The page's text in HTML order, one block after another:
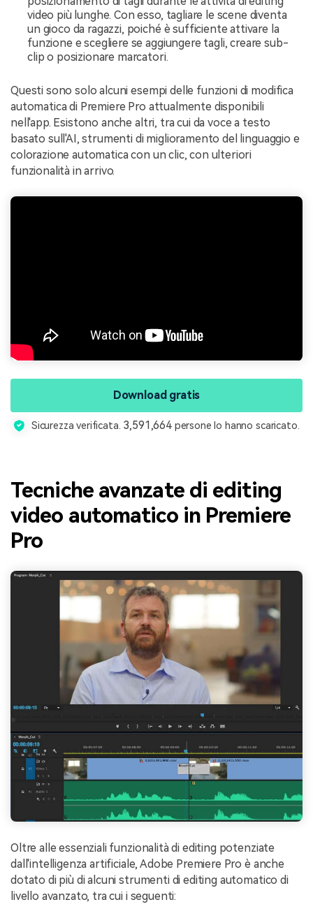
video più lunghe. Con esso, tagliare le scene diventa
un gioco da ragazzi, poiché è sufficiente attivare la
funzione e scegliere se aggiungere tagli, creare sub-
clip o posizionare marcatori.
Questi sono solo alcuni esempi delle funzioni di modifica
automatica di Premiere Pro attualmente disponibili
nell'app. Esistono anche altri, tra cui da voce a testo
basato sull'AI, strumenti di miglioramento del linguaggio e
colorazione automatica con un clic, con ulteriori
funzionalità in arrivo.
Download gratis
Sicurezza verificata. 3,591,664persone lo hanno scaricato.
Tecniche avanzate di editing
video automatico in Premiere
Pro
Oltre alle essenziali funzionalità di editing potenziate
dall'intelligenza artificiale, Adobe Premiere Pro è anche
dotato di più di alcuni strumenti di editing automatico di
livello avanzato, tra cui i seguenti: